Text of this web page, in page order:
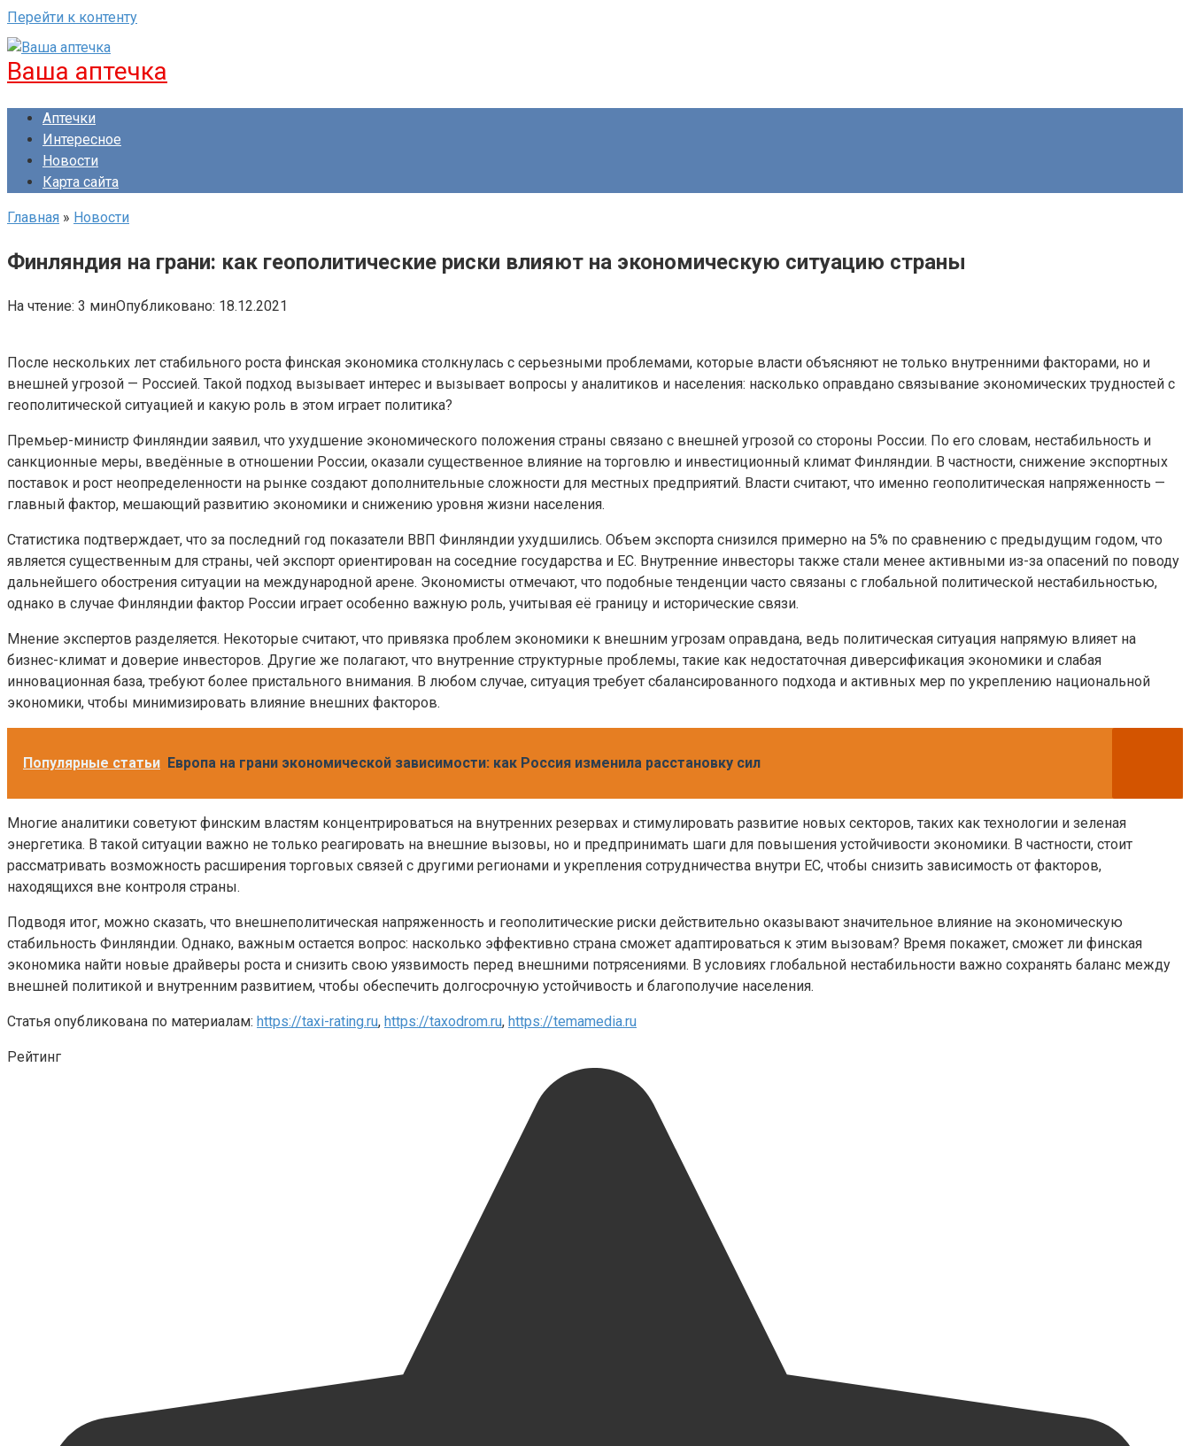
Перейти к контенту
Ваша аптечка
Аптечки
Интересное
Новости
Карта сайта
Главная » Новости
Финляндия на грани: как геополитические риски влияют на экономическую ситуацию страны
На чтение: 3 минОпубликовано: 18.12.2021
После нескольких лет стабильного роста финская экономика столкнулась с серьезными проблемами, которые власти объясняют не только внутренними факторами, но и
внешней угрозой — Россией. Такой подход вызывает интерес и вызывает вопросы у аналитиков и населения: насколько оправдано связывание экономических трудностей с
геополитической ситуацией и какую роль в этом играет политика?
Премьер-министр Финляндии заявил, что ухудшение экономического положения страны связано с внешней угрозой со стороны России. По его словам, нестабильность и
санкционные меры, введённые в отношении России, оказали существенное влияние на торговлю и инвестиционный климат Финляндии. В частности, снижение экспортных
поставок и рост неопределенности на рынке создают дополнительные сложности для местных предприятий. Власти считают, что именно геополитическая напряженность —
главный фактор, мешающий развитию экономики и снижению уровня жизни населения.
Статистика подтверждает, что за последний год показатели ВВП Финляндии ухудшились. Объем экспорта снизился примерно на 5% по сравнению с предыдущим годом, что
является существенным для страны, чей экспорт ориентирован на соседние государства и ЕС. Внутренние инвесторы также стали менее активными из-за опасений по поводу
дальнейшего обострения ситуации на международной арене. Экономисты отмечают, что подобные тенденции часто связаны с глобальной политической нестабильностью,
однако в случае Финляндии фактор России играет особенно важную роль, учитывая её границу и исторические связи.
Мнение экспертов разделяется. Некоторые считают, что привязка проблем экономики к внешним угрозам оправдана, ведь политическая ситуация напрямую влияет на
бизнес-климат и доверие инвесторов. Другие же полагают, что внутренние структурные проблемы, такие как недостаточная диверсификация экономики и слабая
инновационная база, требуют более пристального внимания. В любом случае, ситуация требует сбалансированного подхода и активных мер по укреплению национальной
экономики, чтобы минимизировать влияние внешних факторов.
Популярные статьи Европа на грани экономической зависимости: как Россия изменила расстановку сил
Многие аналитики советуют финским властям концентрироваться на внутренних резервах и стимулировать развитие новых секторов, таких как технологии и зеленая
энергетика. В такой ситуации важно не только реагировать на внешние вызовы, но и предпринимать шаги для повышения устойчивости экономики. В частности, стоит
рассматривать возможность расширения торговых связей с другими регионами и укрепления сотрудничества внутри ЕС, чтобы снизить зависимость от факторов,
находящихся вне контроля страны.
Подводя итог, можно сказать, что внешнеполитическая напряженность и геополитические риски действительно оказывают значительное влияние на экономическую
стабильность Финляндии. Однако, важным остается вопрос: насколько эффективно страна сможет адаптироваться к этим вызовам? Время покажет, сможет ли финская
экономика найти новые драйверы роста и снизить свою уязвимость перед внешними потрясениями. В условиях глобальной нестабильности важно сохранять баланс между
внешней политикой и внутренним развитием, чтобы обеспечить долгосрочную устойчивость и благополучие населения.
Статья опубликована по материалам: https://taxi-rating.ru, https://taxodrom.ru, https://temamedia.ru
Рейтинг